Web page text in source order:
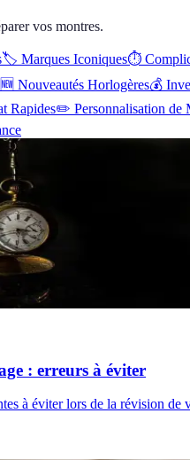
vos montres.
🏷️ Marques Iconiques⏱️
🆕 Nouveautés Horlogères💰
Rapides✏️ Personnalisation de
: erreurs à éviter
à éviter lors de la révision de